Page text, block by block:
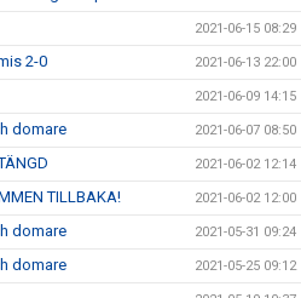
2021-06-15 08:29
2-0 2021-06-13 22:00
2021-06-09 14:15
domare 2021-06-07 08:50
2021-06-02 12:14
TILLBAKA! 2021-06-02 12:00
domare 2021-05-31 09:24
domare 2021-05-25 09:12